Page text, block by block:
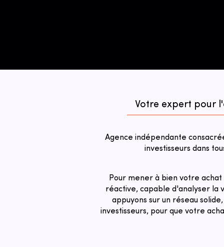
Votre expert pour
Agence indépendante
investisseurs dans
Pour mener à bien votre
réactive, capable d'analyser la
appuyons sur un réseau
investisseurs, pour que votre